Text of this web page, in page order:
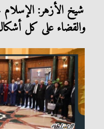
شيخ الأزهر:
والقضاء على كل أشكال